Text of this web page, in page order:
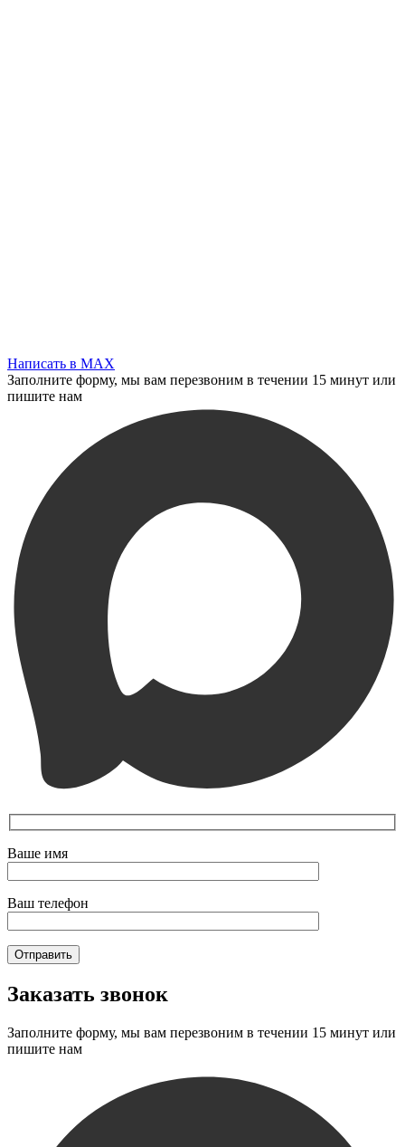
Написать в MAX
Заполните форму, мы вам перезвоним в течении 15 минут или
пишите нам
Ваше имя
Ваш телефон
Заказать звонок
Заполните форму, мы вам перезвоним в течении 15 минут или
пишите нам